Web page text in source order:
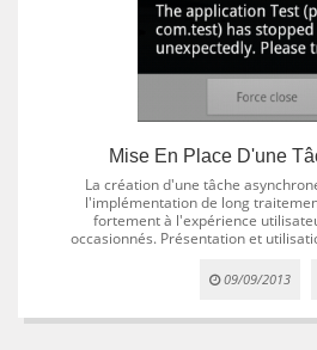
Mise En Place D'une
La création d'une tâche
l'implémentation de long
fortement à l'expérience
occasionnés. Présentation et
09/09/2013